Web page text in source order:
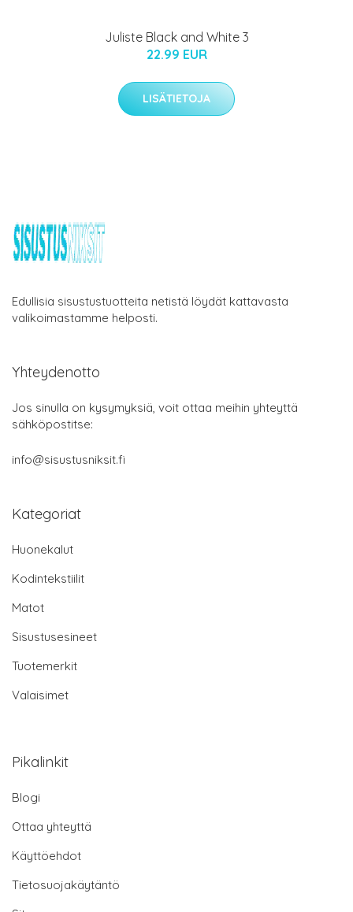
Juliste Black and White 3
22.99 EUR
LISÄTIETOJA
Edullisia sisustustuotteita netistä löydät kattavasta
valikoimastamme helposti.
Yhteydenotto
Jos sinulla on kysymyksiä, voit ottaa meihin yhteyttä
sähköpostitse:
info@sisustusniksit.fi
Kategoriat
Huonekalut
Kodintekstiilit
Matot
Sisustusesineet
Tuotemerkit
Valaisimet
Pikalinkit
Blogi
Ottaa yhteyttä
Käyttöehdot
Tietosuojakäytäntö